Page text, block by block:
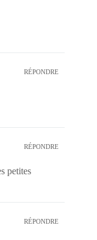
RÉPONDRE
RÉPONDRE
petites
RÉPONDRE